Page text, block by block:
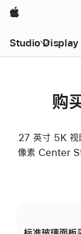
Apple
Studio Display
购
27 英寸 5K 视
像素 Center